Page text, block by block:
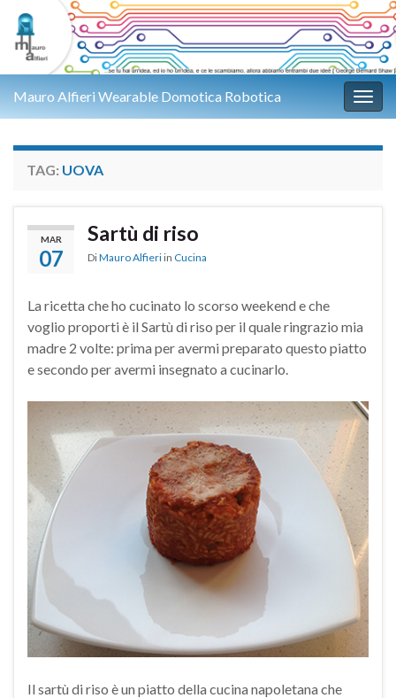
Mauro Alfieri Wearable Domotica Robotica
TAG: UOVA
MAR
07
Sartù di riso
DiMauro Alfieri in Cucina
La ricetta che ho cucinato lo scorso weekend e che
voglio proporti è il Sartù di riso per il quale ringrazio mia
madre 2 volte: prima per avermi preparato questo piatto
e secondo per avermi insegnato a cucinarlo.
Il sartù di riso è un piatto della cucina napoletana che